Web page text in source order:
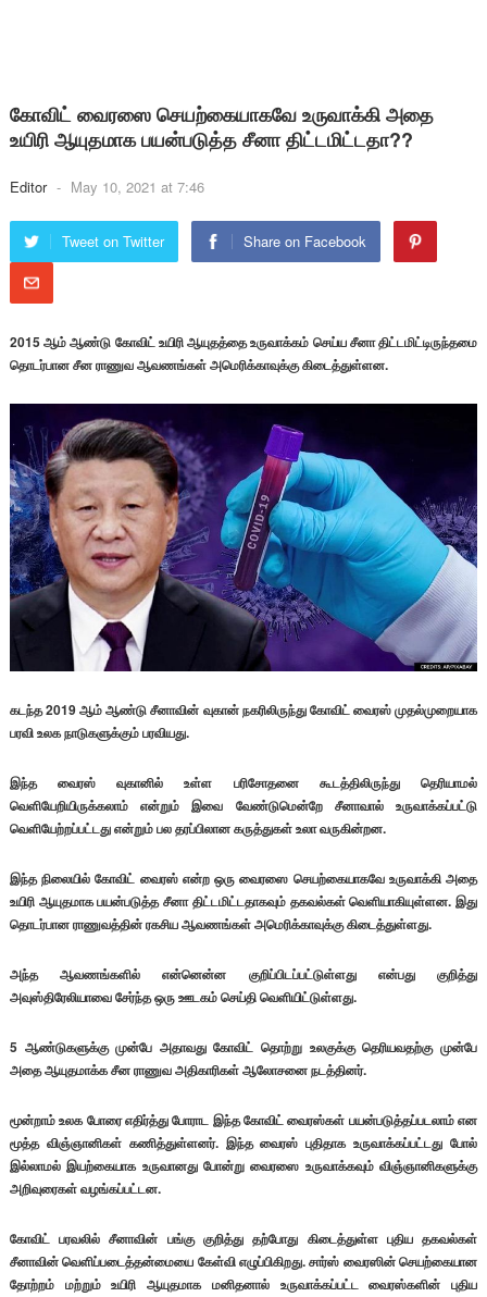
கோவிட் வைரஸை செயற்கையாகவே உருவாக்கி அதை
உயிரி ஆயுதமாக பயன்படுத்த சீனா திட்டமிட்டதா??
Editor - May 10, 2021 at 7:46
Tweet on Twitter Share on Facebook
2015 ஆம் ஆண்டு கோவிட் உயிரி ஆயுதத்தை உருவாக்கம் செய்ய சீனா திட்டமிட்டிருந்தமை
தொடர்பான சீன ராணுவ ஆவணங்கள் அமெரிக்காவுக்கு கிடைத்துள்ளன.
கடந்த 2019 ஆம் ஆண்டு சீனாவின் வுகான் நகரிலிருந்து கோவிட் வைரஸ் முதல்முறையாக
பரவி உலக நாடுகளுக்கும் பரவியது.
இந்த வைரஸ் வுகானில் உள்ள பரிசோதனை கூடத்திலிருந்து தெரியாமல்
வெளியேறியிருக்கலாம் என்றும் இவை வேண்டுமென்றே சீனாவால் உருவாக்கப்பட்டு
வெளியேற்றப்பட்டது என்றும் பல தரப்பிலான கருத்துகள் உலா வருகின்றன.
இந்த நிலையில் கோவிட் வைரஸ் என்ற ஒரு வைரஸை செயற்கையாகவே உருவாக்கி அதை
உயிரி ஆயுதமாக பயன்படுத்த சீனா திட்டமிட்டதாகவும் தகவல்கள் வெளியாகியுள்ளன. இது
தொடர்பான ராணுவத்தின் ரகசிய ஆவணங்கள் அமெரிக்காவுக்கு கிடைத்துள்ளது.
அந்த ஆவணங்களில் என்னென்ன குறிப்பிடப்பட்டுள்ளது என்பது குறித்து
அவுஸ்திரேலியாவை சேர்ந்த ஒரு ஊடகம் செய்தி வெளியிட்டுள்ளது.
5 ஆண்டுகளுக்கு முன்பே அதாவது கோவிட் தொற்று உலகுக்கு தெரியவதற்கு முன்பே
அதை ஆயுதமாக்க சீன ராணுவ அதிகாரிகள் ஆலோசனை நடத்தினர்.
மூன்றாம் உலக போரை எதிர்த்து போராட இந்த கோவிட் வைரஸ்கள் பயன்படுத்தப்படலாம் என
மூத்த விஞ்ஞானிகள் கணித்துள்ளனர். இந்த வைரஸ் புதிதாக உருவாக்கப்பட்டது போல்
இல்லாமல் இயற்கையாக உருவானது போன்று வைரஸை உருவாக்கவும் விஞ்ஞானிகளுக்கு
அறிவுரைகள் வழங்கப்பட்டன.
கோவிட் பரவலில் சீனாவின் பங்கு குறித்து தற்போது கிடைத்துள்ள புதிய தகவல்கள்
சீனாவின் வெளிப்படைத்தன்மையை கேள்வி எழுப்பிகிறது. சார்ஸ் வைரஸின் செயற்கையான
தோற்றம் மற்றும் உயிரி ஆயுதமாக மனிதனால் உருவாக்கப்பட்ட வைரஸ்களின் புதிய